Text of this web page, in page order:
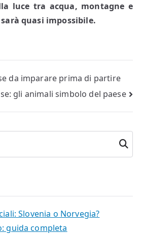
luce tra acqua, montagne e
quasi impossibile.
da imparare prima di partire
gli animali simbolo del paese
Cerca
Slovenia o Norvegia?
guida completa